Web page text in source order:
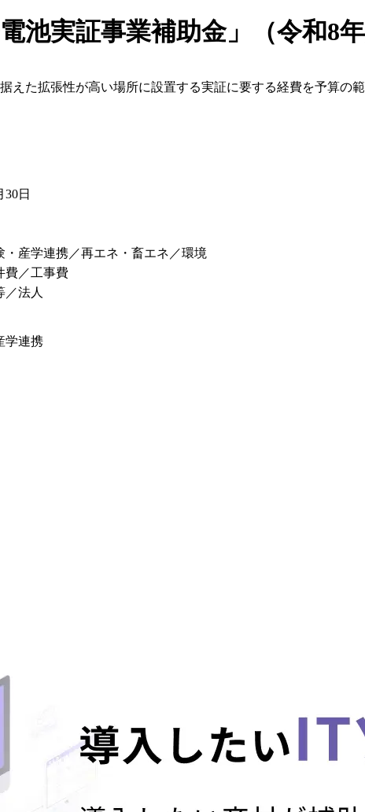
池実証事業補助金」（令和8年
えた拡張性が高い場所に設置する実証に要する経費を予算の
30日
産学連携／再エネ・畜エネ／環境
費／工事費
／法人
学連携